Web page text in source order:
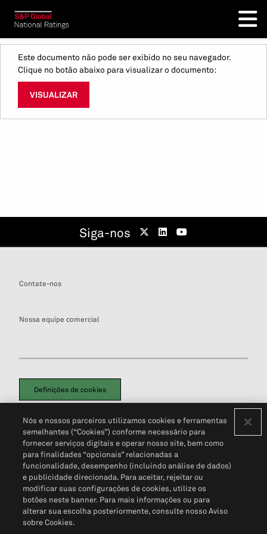
Este documento não pode ser exibido no seu navegador.
Clique no botão abaixo para visualizar o documento:
VISUALIZAR
Siga-nos
Contate-nos
Nossa equipe comercial
Definições de cookies
Política de PrivacidadePortal de privacidade do cliente (em inglês)
Não Venda Minhas Informações Pessoais© 2026 S&P Global
Nós e nossos parceiros utilizamos cookies e ferramentas
semelhantes (“Cookies”) conforme necessário para
fornecer serviços digitais e operar nosso site, bem como
para finalidades “opcionais” relacionadas a
funcionalidade, desempenho (incluindo análise de dados)
e publicidade direcionada. Para aceitar, rejeitar ou
modificar suas configurações de cookies, utilize os
botões neste banner. Para mais informações ou para
alterar sua escolha posteriormente, consulte nosso Aviso
sobre Cookies.